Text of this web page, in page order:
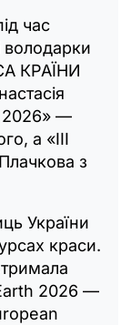
час
володарки
КРАЇНИ
2026» —
а «ІІІ
з
України
краси.
2026 —